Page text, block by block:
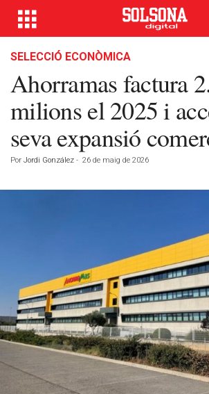
SELECCIÓ ECONÒMICA
Ahorramas factura
milions el 2025 i
seva expansió
Por Jordi González - 26 de maig de 2026